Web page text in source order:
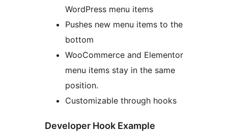
WordPress menu items
Pushes new menu items to the
bottom
WooCommerce and Elementor
menu items stay in the same
position.
Customizable through hooks
Developer Hook Example